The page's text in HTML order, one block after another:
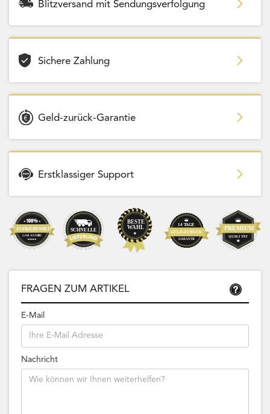
Blitzversand mit Sendungsverfolgung
Sichere Zahlung
Geld-zurück-Garantie
Erstklassiger Support
FRAGEN ZUM ARTIKEL
E-Mail
Nachricht